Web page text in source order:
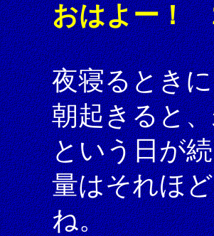
おはよー！
夜寝るとき
朝起きると
という日が
量はそれほ
ね。